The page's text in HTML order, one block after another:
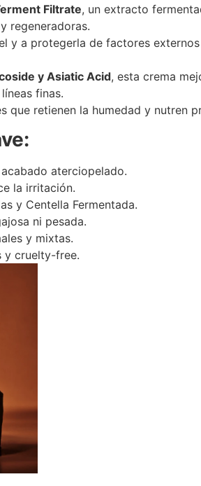
Filtrate, un extracto
regeneradoras.
y a protegerla de factores
y Asiatic Acid, esta crema
finas.
que retienen la humedad y nutren
aterciopelado.
la irritación.
y Centella Fermentada.
ni pesada.
y mixtas.
y cruelty-free.